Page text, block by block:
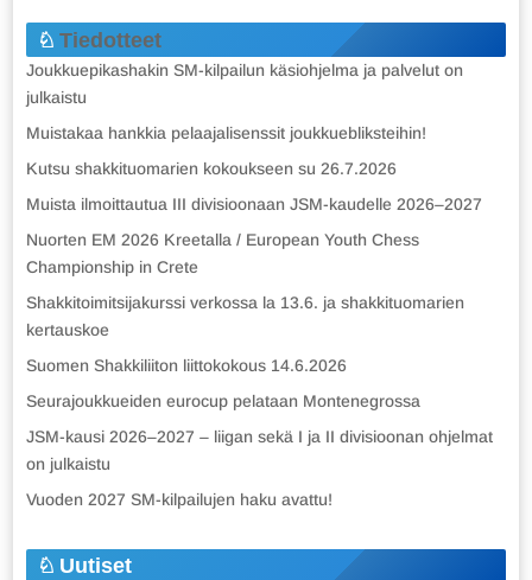
Tiedotteet
Joukkuepikashakin SM-kilpailun käsiohjelma ja palvelut on
julkaistu
Muistakaa hankkia pelaajalisenssit joukkuebliksteihin!
Kutsu shakkituomarien kokoukseen su 26.7.2026
Muista ilmoittautua III divisioonaan JSM-kaudelle 2026–2027
Nuorten EM 2026 Kreetalla / European Youth Chess
Championship in Crete
Shakkitoimitsijakurssi verkossa la 13.6. ja shakkituomarien
kertauskoe
Suomen Shakkiliiton liittokokous 14.6.2026
Seurajoukkueiden eurocup pelataan Montenegrossa
JSM-kausi 2026–2027 – liigan sekä I ja II divisioonan ohjelmat
on julkaistu
Vuoden 2027 SM-kilpailujen haku avattu!
Uutiset